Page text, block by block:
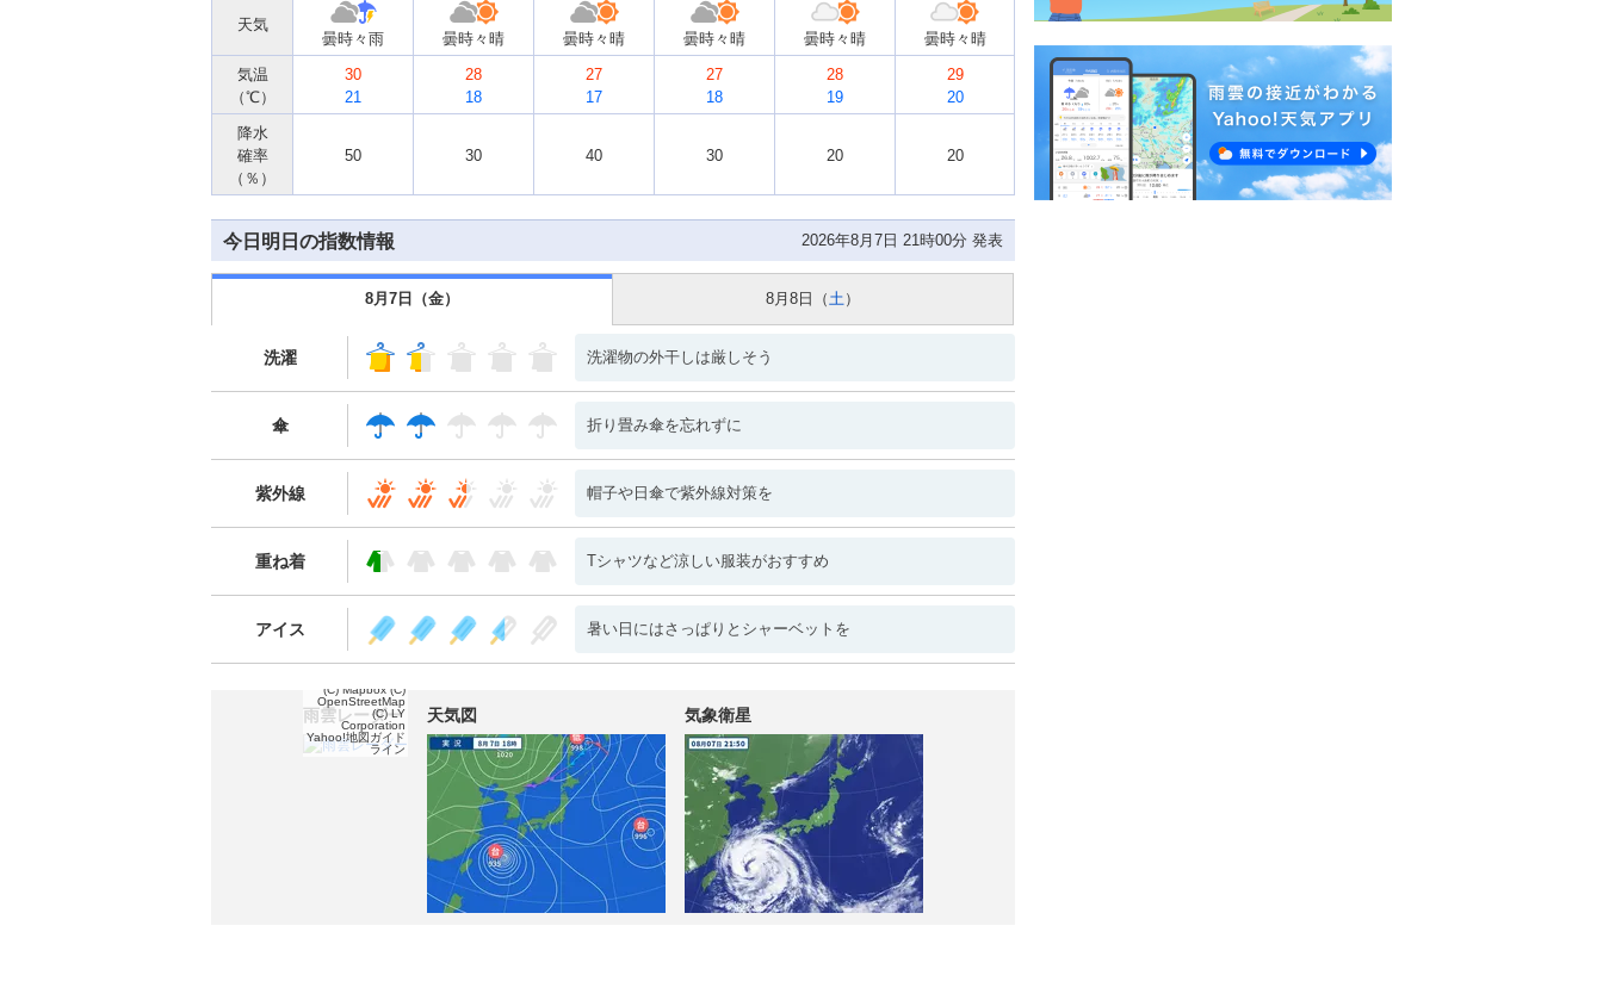
天気
曇時々雨
曇時々晴 曇時々晴 曇時々晴 曇時々晴
曇時々晴
気温
（℃）
30
21
28
18
27
17
27
18
28
19
29
20
降水
確率
（％）
50 30 40 30 20 20
今日明日の指数情報 2026年8月7日 21時00分 発表
8月7日（金） 8月8日（土）
洗濯 洗濯物の外干しは厳しそう
傘 折り畳み傘を忘れずに
紫外線 帽子や日傘で紫外線対策を
重ね着 Tシャツなど涼しい服装がおすすめ
アイス 暑い日にはさっぱりとシャーベットを
雨雲レーダー
(C) Mapbox (C)
OpenStreetMap
(C) LY
Corporation
Yahoo!地図ガイド
ライン
天気図 気象衛星